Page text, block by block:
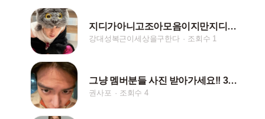
지디가아니고조아모음이지만지디도너무귀여워서마지막넣은갤러리
강대성복근이세상을구한다 조회수 1
그냥 멤버분들 사진 받아가세요!! 30장임다!
권사포 조회수 4